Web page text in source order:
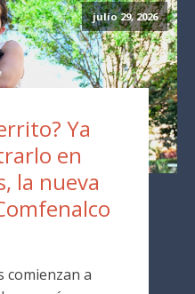
julio 29, 2026
Ya
en
la nueva
comienzan a